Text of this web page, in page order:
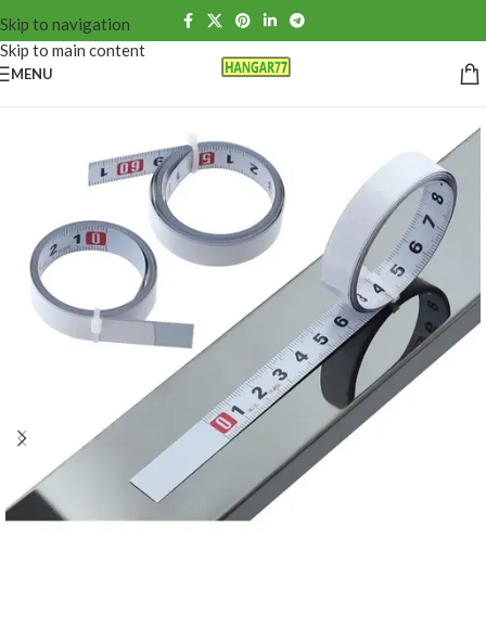
Skip to navigation
Skip to main content
MENU